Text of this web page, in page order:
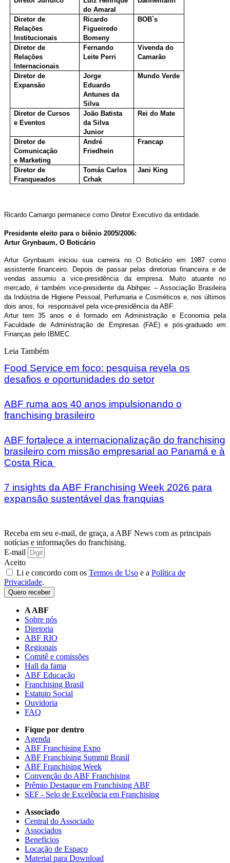
do Amaral
Diretor de
Relações
Institucionais
Ricardo
Figueiredo
Bomeny
BOB`s
Diretor de
Relações
Internacionais
Fernando
Leite Perri
Vivenda do
Camarão
Diretor de
Expansão
Jorge
Eduardo
Antunes da
Silva
Mundo Verde
Diretor de Cursos
e Eventos
João Batista
da Silva
Junior
Rei do Mate
Diretor de
Comunicação
e Marketing
André
Friedhein
Francap
Diretor de
Franqueados
Tomás Carlos
Crhak
Jani King
Ricardo Camargo permanece como Diretor Executivo da entidade.
Presidente eleito para o biênio 2005/2006:
Artur Grynbaum, O Boticário
Artur Grynbaum iniciou sua carreira no O Boticário em 1987 como
assistente financeiro. Depois de passar pelas diretorias financeira e de
vendas assumiu a vice-presidência da empresa. Muito atuante no
mercado, é também vice-presidente da Abihpec – Associação Brasileira
da Indústria de Higiene Pessoal, Perfumaria e Cosméticos e, nos últimos
dois anos, foi responsável pela vice-presidência da ABF.
Artur tem 35 anos e éformado em Administração e Economia pela
Faculdade de Administração de Empresas (FAE) e pós-graduado em
Finanças pelo IBMEC.
Leia Também
Food Service em foco: pesquisa revela os
desafios e oportunidades do setor
ABF ruma aos 40 anos impulsionando o
franchising brasileiro
ABF fortalece a internacionalização do franchising
brasileiro com missão empresarial ao Panamá e à
Costa Rica
7 insights da ABF Franchising Week 2026 para
expansão sustentável das franquias
Receba em seu e-mail, de graça, a ABF News com as principais
notícias e informações do franchising.
E-mail
Aceito
Li e concordo com os Termos de Uso e a Política de
Privacidade.
Quero receber
A ABF
Sobre nós
Diretoria
ABF RIO
Regionais
Comitê e comissões
Hall da fama
ABF Educação
Franchising Brasil
Estatuto Social
Ouvidoria
FAQ
Fique por dentro
Agenda
ABF Franchising Expo
ABF Franchising Summit Brasil
ABF Franchising Week
Convenção do ABF Franchising
Prêmio Destaque em Franchising ABF
SEF - Selo de Excelência em Franchising
Associado
Central do Associado
Associados
Beneficios
Locação de Espaço
Material para Download